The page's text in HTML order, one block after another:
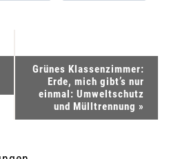
Grünes Klassenzimmer:
Erde, mich gibt’s nur
einmal: Umweltschutz
und Mülltrennung »